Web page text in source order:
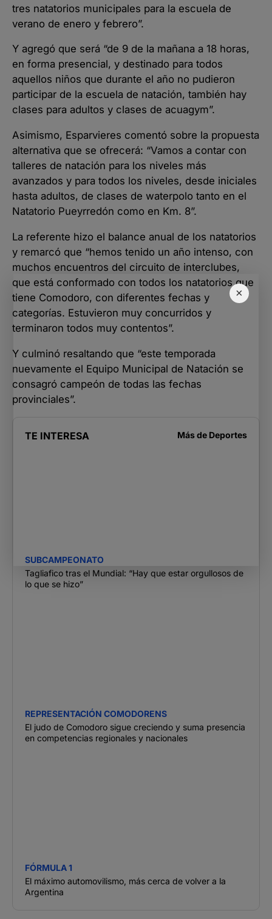
×
tres natatorios municipales para la escuela de
verano de enero y febrero”.
Y agregó que será “de 9 de la mañana a 18 horas,
en forma presencial, y destinado para todos
aquellos niños que durante el año no pudieron
participar de la escuela de natación, también hay
clases para adultos y clases de acuagym”.
Asimismo, Esparvieres comentó sobre la propuesta
alternativa que se ofrecerá: “Vamos a contar con
talleres de natación para los niveles más
avanzados y para todos los niveles, desde iniciales
hasta adultos, de clases de waterpolo tanto en el
Natatorio Pueyrredón como en Km. 8”.
La referente hizo el balance anual de los natatorios
y remarcó que “hemos tenido un año intenso, con
muchos encuentros del circuito de interclubes,
que está conformado con todos los natatorios que
tiene Comodoro, con diferentes fechas y
categorías. Estuvieron muy concurridos y
terminaron todos muy contentos”.
Y culminó resaltando que “este temporada
nuevamente el Equipo Municipal de Natación se
consagró campeón de todas las fechas
provinciales”.
TE INTERESA Más de Deportes
SUBCAMPEONATO
Tagliafico tras el Mundial: “Hay que estar orgullosos de
lo que se hizo”
REPRESENTACIÓN COMODORENS
El judo de Comodoro sigue creciendo y suma presencia
en competencias regionales y nacionales
FÓRMULA 1
El máximo automovilismo, más cerca de volver a la
Argentina